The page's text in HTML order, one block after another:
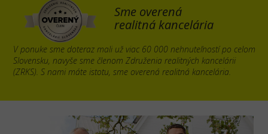
Sme overená
realitná kancelária
V ponuke sme doteraz mali už viac 60 000 nehnuteľností po celom
Slovensku, navyše sme členom Združenia realitných kancelárii
(ZRKS). S nami máte istotu, sme overená realitná kancelária.